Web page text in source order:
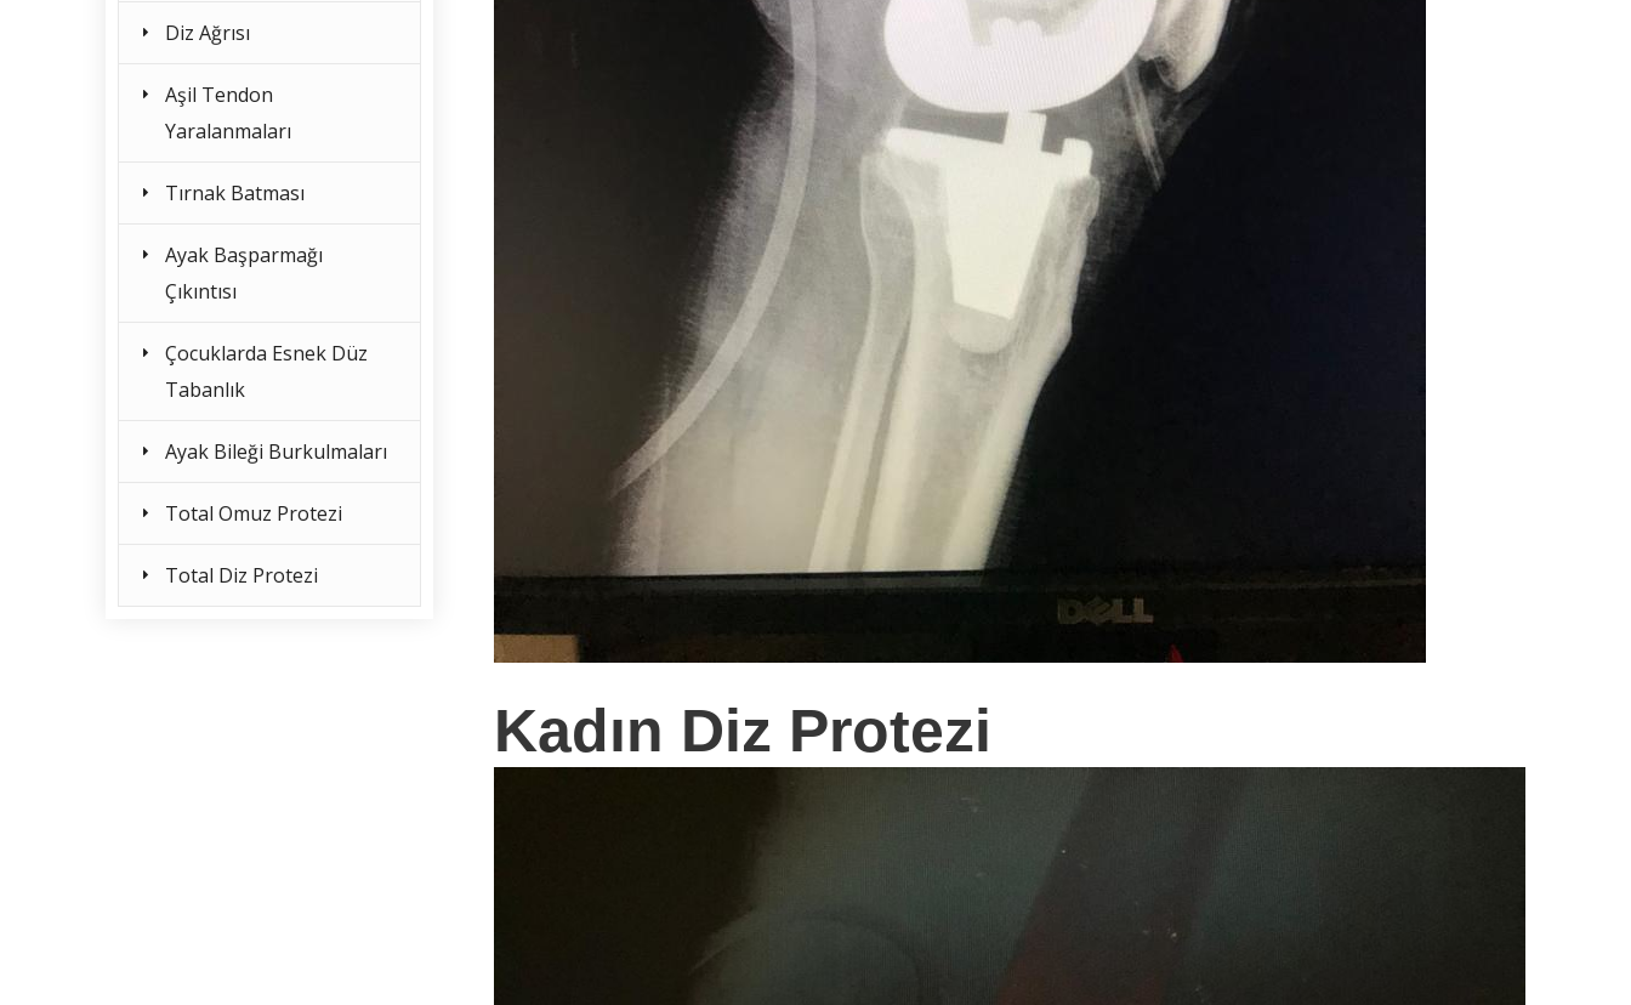
Kadın Diz Protezi
Diz Ağrısı
Aşil Tendon
Yaralanmaları
Tırnak Batması
Ayak Başparmağı
Çıkıntısı
Çocuklarda Esnek Düz
Tabanlık
Ayak Bileği Burkulmaları
Total Omuz Protezi
Total Diz Protezi